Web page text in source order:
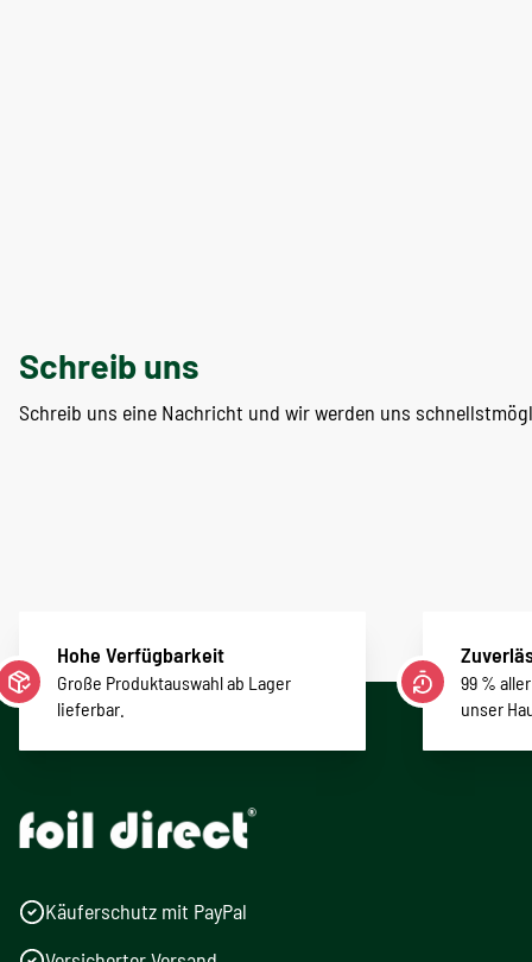
Schreib uns
Schreib uns eine Nachricht und wir werden uns
Hohe Verfügbarkeit
Große Produktauswahl ab Lager
lieferbar.
99 %
unser
Käuferschutz mit PayPal